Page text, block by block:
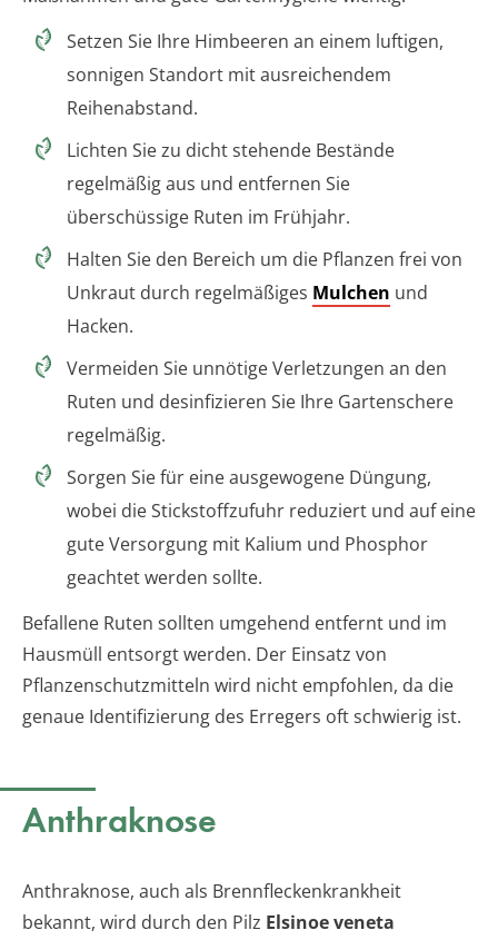
Setzen Sie Ihre Himbeeren an einem luftigen,
sonnigen Standort mit ausreichendem
Reihenabstand.
Lichten Sie zu dicht stehende Bestände
regelmäßig aus und entfernen Sie
überschüssige Ruten im Frühjahr.
Halten Sie den Bereich um die Pflanzen frei von
Unkraut durch regelmäßiges Mulchen und
Hacken.
Vermeiden Sie unnötige Verletzungen an den
Ruten und desinfizieren Sie Ihre Gartenschere
regelmäßig.
Sorgen Sie für eine ausgewogene Düngung,
wobei die Stickstoffzufuhr reduziert und auf eine
gute Versorgung mit Kalium und Phosphor
geachtet werden sollte.
Befallene Ruten sollten umgehend entfernt und im
Hausmüll entsorgt werden. Der Einsatz von
Pflanzenschutzmitteln wird nicht empfohlen, da die
genaue Identifizierung des Erregers oft schwierig ist.
Anthraknose
Anthraknose, auch als Brennfleckenkrankheit
bekannt, wird durch den Pilz Elsinoe veneta